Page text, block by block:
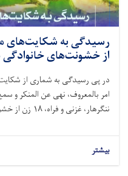
از خشونت‌های
در پی رسیدگی به شماری از
امر بالمعروف، نهی عن المنکر و
ننگرهار، غزنی و فراه،۱۸ زن از
بیشتر